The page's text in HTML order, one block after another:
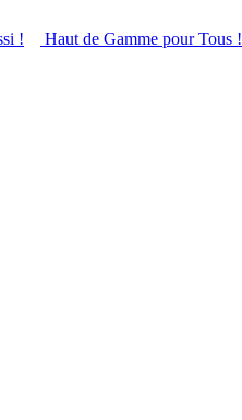
! Haut de Gamme pour Tous !